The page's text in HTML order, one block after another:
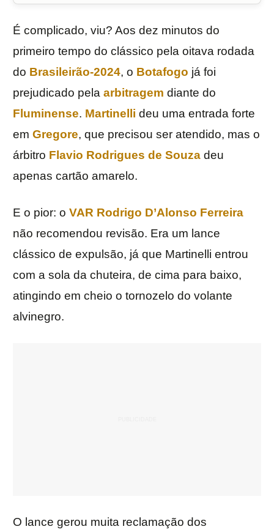
É complicado, viu? Aos dez minutos do
primeiro tempo do clássico pela oitava rodada
do Brasileirão-2024, o Botafogo já foi
prejudicado pela arbitragem diante do
Fluminense. Martinelli deu uma entrada forte
em Gregore, que precisou ser atendido, mas o
árbitro Flavio Rodrigues de Souza deu
apenas cartão amarelo.
E o pior: o VAR Rodrigo D’Alonso Ferreira
não recomendou revisão. Era um lance
clássico de expulsão, já que Martinelli entrou
com a sola da chuteira, de cima para baixo,
atingindo em cheio o tornozelo do volante
alvinegro.
O lance gerou muita reclamação dos